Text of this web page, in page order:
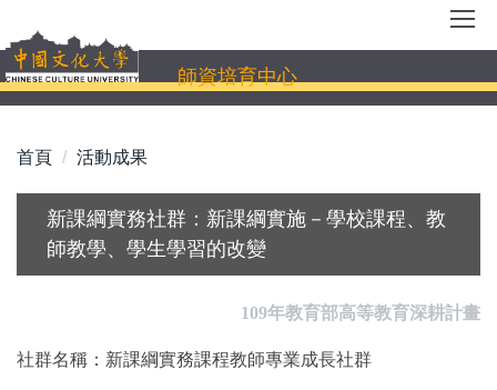
到
主
要
容
師資培育中心
首頁 活動成果
新課綱實務社群：新課綱實施－學校課程、教
師教學、學生學習的改變
109年教育部高等教育深耕計畫
社群名稱：新課綱實務課程教師專業成長社群